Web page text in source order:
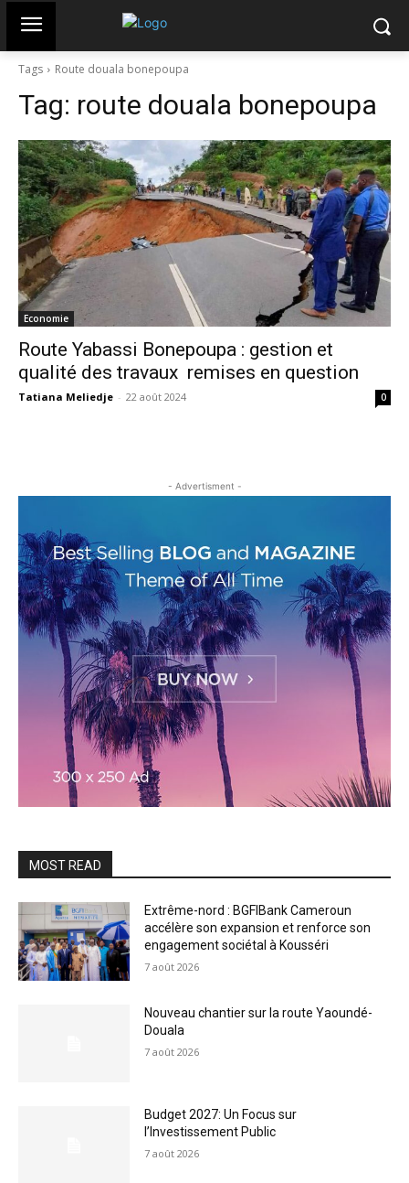
Tags Route douala bonepoupa
Tag: route douala bonepoupa
Economie
Route Yabassi Bonepoupa : gestion et
qualité des travaux remises en question
Tatiana Meliedje - 22 août 2024 0
- Advertisment -
MOST READ
Extrême-nord : BGFIBank Cameroun
accélère son expansion et renforce son
engagement sociétal à Kousséri
7 août 2026
Nouveau chantier sur la route Yaoundé-
Douala
7 août 2026
Budget 2027: Un Focus sur
l’Investissement Public
7 août 2026